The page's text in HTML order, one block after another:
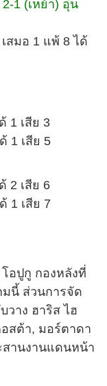
1 (เหย้า) อุ่น
สมอ 1 แพ้ 8 ได้
1 เสีย 3
1 เสีย 5
2 เสีย 6
1 เสีย 7
ปูกู กองหลังที่
นี้ ส่วนการจัด
วาง ฮาริส ไฮ
สต้า, มอร์ตาดา
สานงานแดนหน้า